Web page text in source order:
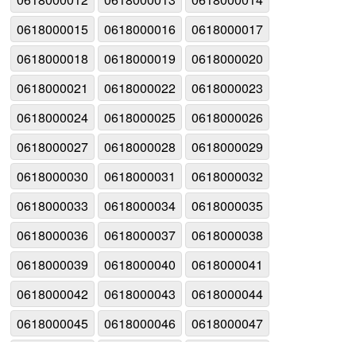
0618000015
0618000016
0618000017
0618000018
0618000019
0618000020
0618000021
0618000022
0618000023
0618000024
0618000025
0618000026
0618000027
0618000028
0618000029
0618000030
0618000031
0618000032
0618000033
0618000034
0618000035
0618000036
0618000037
0618000038
0618000039
0618000040
0618000041
0618000042
0618000043
0618000044
0618000045
0618000046
0618000047